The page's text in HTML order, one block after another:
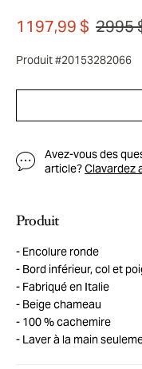
1197,99 $ 2995
Produit #20153282066
Avez-vous des
article?Clavardez
Produit
Encolure ronde
Bord inférieur, col et
Fabriqué en Italie
Beige chameau
100 % cachemire
Laver à la main